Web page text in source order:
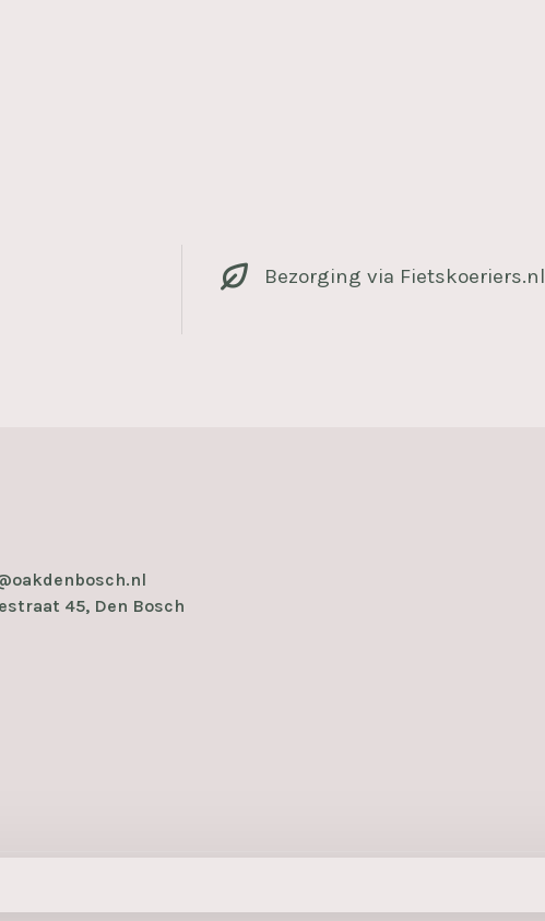
Bezorging via Fietskoeriers.nl
45, Den Bosch